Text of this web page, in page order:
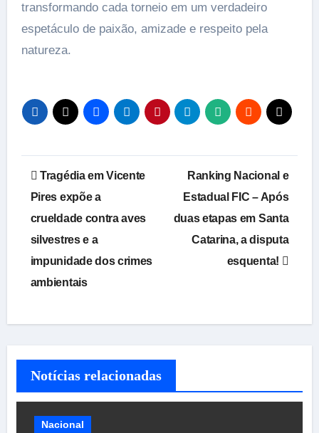
transformando cada torneio em um verdadeiro
espetáculo de paixão, amizade e respeito pela
natureza.
Navegação
de
Post
Tragédia em Vicente
Pires expõe a
crueldade contra aves
silvestres e a
impunidade dos crimes
ambientais
Ranking Nacional e
Estadual FIC – Após
duas etapas em Santa
Catarina, a disputa
esquenta!
Notícias relacionadas
Nacional